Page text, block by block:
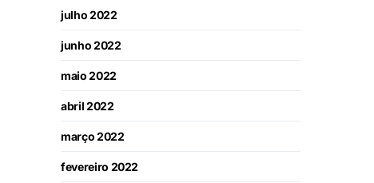
julho 2022
junho 2022
maio 2022
abril 2022
março 2022
fevereiro 2022